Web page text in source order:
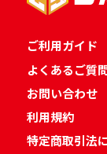
ご利用ガイド
よくあるご質
お問い合わせ
利用規約
特定商取引法